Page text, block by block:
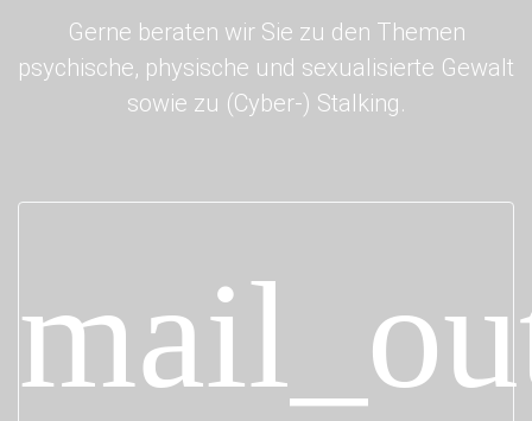
Gerne beraten wir Sie zu den Themen
psychische, physische und sexualisierte Gewalt
sowie zu (Cyber-) Stalking.